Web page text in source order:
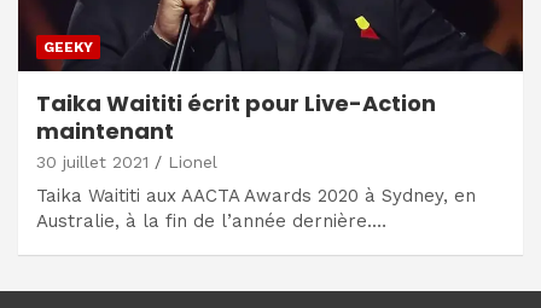
GEEKY
Taika Waititi écrit pour Live-Action
maintenant
30 juillet 2021 Lionel
Taika Waititi aux AACTA Awards 2020 à Sydney, en
Australie, à la fin de l’année dernière.…